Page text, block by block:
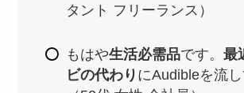
タント フリーランス）
もはや生活必需品です。 最
ビの代わり にAudibleを流し